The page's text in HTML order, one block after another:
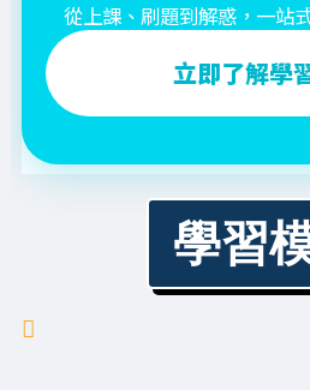
從上課、刷題到解惑，一站
立即了解學
學習